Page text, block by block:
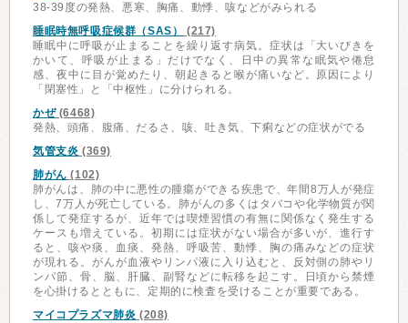
38-39度の発熱、悪寒、胸痛、動悸、咳などがみられる
睡眠時無呼吸症候群（SAS）
(217)
睡眠中に呼吸が止まることを繰り返す病気。症状は「大いびきを
かいて、呼吸が止まる」だけでなく、日中の異常な眠気や倦怠
感、夜中に目が覚めたり、朝起きると喉が痛いなど。原因により
「閉塞性」と「中枢性」に分けられる。
かぜ(6468)
発熱、頭痛、腹痛、だるさ、咳、吐き気、下痢などの症状がでる
気管支炎 (369)
肺がん (102)
肺がんは、肺の中に悪性の腫瘍ができる疾患で、年間8万人が発症
し、7万人が死亡している。肺がんの多くはタバコや化学物質が関
係して発症するが、近年では喫煙習慣の有無に関係なく発生する
ケースも増えている。初期には症状がない場合が多いが、進行す
ると、咳や痰、血痰、発熱、呼吸苦、動悸、胸の痛みなどの症状
が現れる。がんが血液やリンパ液に入り込むと、反対側の肺やリ
ンパ節、骨、脳、肝臓、副腎などに転移を起こす。日頃から禁煙
を心掛けるとともに、定期的に検査を受けることが重要である。
マイコプラズマ肺炎 (208)